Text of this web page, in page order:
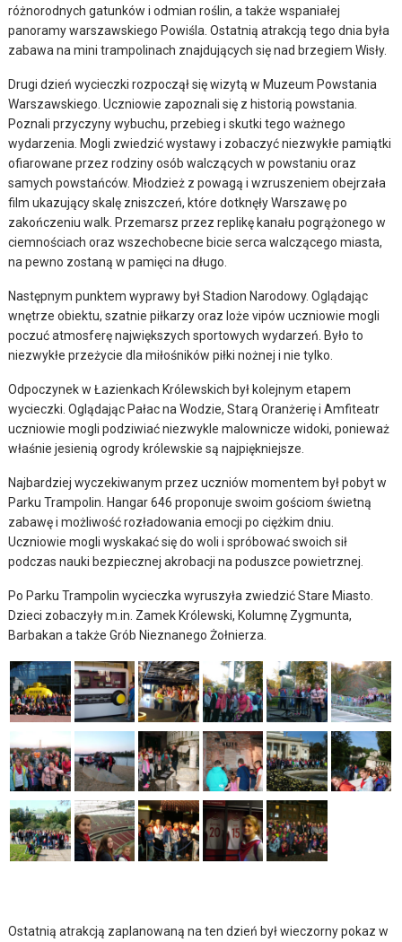
różnorodnych gatunków i odmian roślin, a także wspaniałej
panoramy warszawskiego Powiśla. Ostatnią atrakcją tego dnia była
zabawa na mini trampolinach znajdujących się nad brzegiem Wisły.
Drugi dzień wycieczki rozpoczął się wizytą w Muzeum Powstania
Warszawskiego. Uczniowie zapoznali się z historią powstania.
Poznali przyczyny wybuchu, przebieg i skutki tego ważnego
wydarzenia. Mogli zwiedzić wystawy i zobaczyć niezwykłe pamiątki
ofiarowane przez rodziny osób walczących w powstaniu oraz
samych powstańców. Młodzież z powagą i wzruszeniem obejrzała
film ukazujący skalę zniszczeń, które dotknęły Warszawę po
zakończeniu walk. Przemarsz przez replikę kanału pogrążonego w
ciemnościach oraz wszechobecne bicie serca walczącego miasta,
na pewno zostaną w pamięci na długo.
Następnym punktem wyprawy był Stadion Narodowy. Oglądając
wnętrze obiektu, szatnie piłkarzy oraz loże vipów uczniowie mogli
poczuć atmosferę największych sportowych wydarzeń. Było to
niezwykłe przeżycie dla miłośników piłki nożnej i nie tylko.
Odpoczynek w Łazienkach Królewskich był kolejnym etapem
wycieczki. Oglądając Pałac na Wodzie, Starą Oranżerię i Amfiteatr
uczniowie mogli podziwiać niezwykle malownicze widoki, ponieważ
właśnie jesienią ogrody królewskie są najpiękniejsze.
Najbardziej wyczekiwanym przez uczniów momentem był pobyt w
Parku Trampolin. Hangar 646 proponuje swoim gościom świetną
zabawę i możliwość rozładowania emocji po ciężkim dniu.
Uczniowie mogli wyskakać się do woli i spróbować swoich sił
podczas nauki bezpiecznej akrobacji na poduszce powietrznej.
Po Parku Trampolin wycieczka wyruszyła zwiedzić Stare Miasto.
Dzieci zobaczyły m.in. Zamek Królewski, Kolumnę Zygmunta,
Barbakan a także Grób Nieznanego Żołnierza.
Ostatnią atrakcją zaplanowaną na ten dzień był wieczorny pokaz w